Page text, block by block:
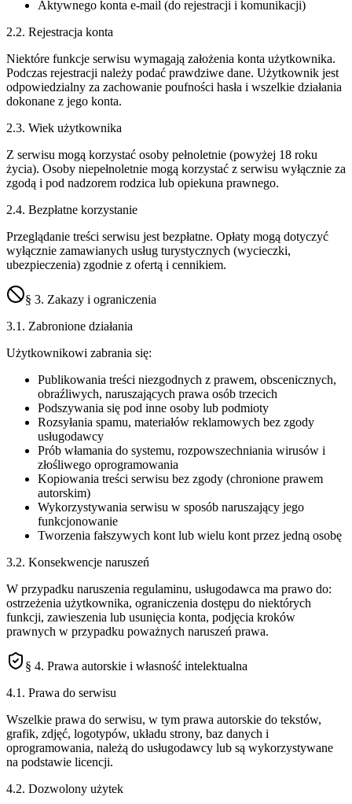
Aktywnego konta e-mail (do rejestracji i komunikacji)
2.2. Rejestracja konta
Niektóre funkcje serwisu wymagają założenia konta użytkownika.
Podczas rejestracji należy podać prawdziwe dane. Użytkownik jest
odpowiedzialny za zachowanie poufności hasła i wszelkie działania
dokonane z jego konta.
2.3. Wiek użytkownika
Z serwisu mogą korzystać osoby pełnoletnie (powyżej 18 roku
życia). Osoby niepełnoletnie mogą korzystać z serwisu wyłącznie za
zgodą i pod nadzorem rodzica lub opiekuna prawnego.
2.4. Bezpłatne korzystanie
Przeglądanie treści serwisu jest bezpłatne. Opłaty mogą dotyczyć
wyłącznie zamawianych usług turystycznych (wycieczki,
ubezpieczenia) zgodnie z ofertą i cennikiem.
§ 3. Zakazy i ograniczenia
3.1. Zabronione działania
Użytkownikowi zabrania się:
Publikowania treści niezgodnych z prawem, obscenicznych,
obraźliwych, naruszających prawa osób trzecich
Podszywania się pod inne osoby lub podmioty
Rozsyłania spamu, materiałów reklamowych bez zgody
usługodawcy
Prób włamania do systemu, rozpowszechniania wirusów i
złośliwego oprogramowania
Kopiowania treści serwisu bez zgody (chronione prawem
autorskim)
Wykorzystywania serwisu w sposób naruszający jego
funkcjonowanie
Tworzenia fałszywych kont lub wielu kont przez jedną osobę
3.2. Konsekwencje naruszeń
W przypadku naruszenia regulaminu, usługodawca ma prawo do:
ostrzeżenia użytkownika, ograniczenia dostępu do niektórych
funkcji, zawieszenia lub usunięcia konta, podjęcia kroków
prawnych w przypadku poważnych naruszeń prawa.
§ 4. Prawa autorskie i własność intelektualna
4.1. Prawa do serwisu
Wszelkie prawa do serwisu, w tym prawa autorskie do tekstów,
grafik, zdjęć, logotypów, układu strony, baz danych i
oprogramowania, należą do usługodawcy lub są wykorzystywane
na podstawie licencji.
4.2. Dozwolony użytek